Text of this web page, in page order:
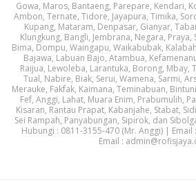
Gowa, Maros, Bantaeng, Parepare, Kendari,
Ambon, Ternate, Tidore, Jayapura, Timika,
Kupang, Mataram, Denpasar, Gianyar,
Klungkung, Bangli, Jembrana, Negara, Praya,
Bima, Dompu, Waingapu, Waikabubak,
Bajawa, Labuan Bajo, Atambua,
Raijua, Lewoleba, Larantuka, Borong, Mbay,
Tual, Nabire, Biak, Serui, Wamena, Sarmi,
Merauke, Fakfak, Kaimana, Teminabuan,
Fef, Anggi, Lahat, Muara Enim, Prabumulih,
Kisaran, Rantau Prapat, Kabanjahe, Stabat,
Sei Rampah, Panyabungan, Sipirok, dan
Hubungi : 0811-3155-470 (Mr. Anggi) |
Email :